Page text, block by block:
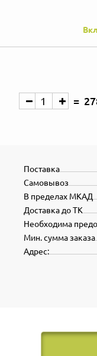
Поставка
Самовывоз
В пределах МКАД
Доставка до ТК
Необходима
Мин. сумма заказа
Адрес: